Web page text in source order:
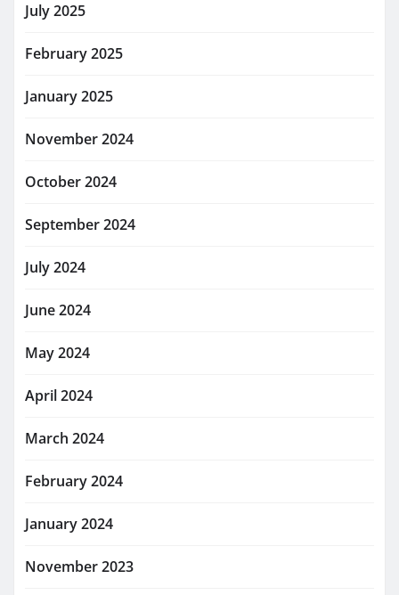
July 2025
February 2025
January 2025
November 2024
October 2024
September 2024
July 2024
June 2024
May 2024
April 2024
March 2024
February 2024
January 2024
November 2023